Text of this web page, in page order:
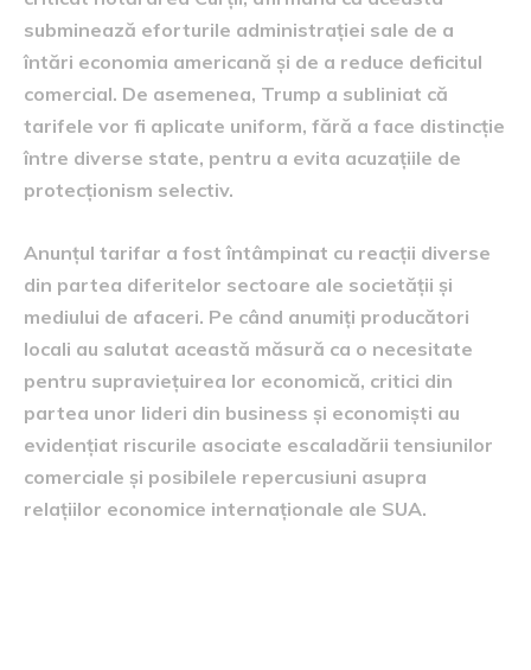
subminează eforturile administrației sale de a
întări economia americană și de a reduce deficitul
comercial. De asemenea, Trump a subliniat că
tarifele vor fi aplicate uniform, fără a face distincție
între diverse state, pentru a evita acuzațiile de
protecționism selectiv.
Anunțul tarifar a fost întâmpinat cu reacții diverse
din partea diferitelor sectoare ale societății și
mediului de afaceri. Pe când anumiți producători
locali au salutat această măsură ca o necesitate
pentru supraviețuirea lor economică, critici din
partea unor lideri din business și economiști au
evidențiat riscurile asociate escaladării tensiunilor
comerciale și posibilele repercusiuni asupra
relațiilor economice internaționale ale SUA.